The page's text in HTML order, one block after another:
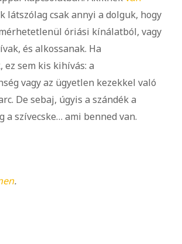
látszólag csak annyi a dolguk, hogy
óriási kínálatból, vagy
és alkossanak. Ha
ez sem kis kihívás: a
vagy az ügyetlen kezekkel való
De sebaj, úgyis a szándék a
a szívecske… ami benned van.
.